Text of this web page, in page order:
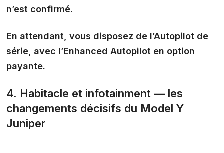
n’est confirmé.
En attendant, vous disposez de l’Autopilot de
série, avec l’Enhanced Autopilot en option
payante.
4. Habitacle et infotainment — les
changements décisifs du Model Y
Juniper